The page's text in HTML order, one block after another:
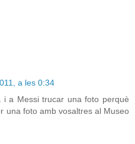
a les 0:34
a Messi trucar una foto perquè
una foto amb vosaltres al Museo